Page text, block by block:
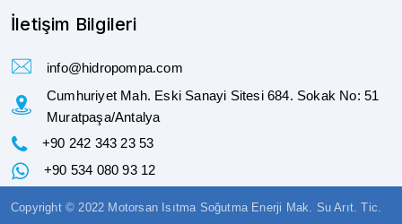
İletişim Bilgileri
info@hidropompa.com
Cumhuriyet Mah. Eski Sanayi Sitesi 684. Sokak No: 51
Muratpaşa/Antalya
+90 242 343 23 53
+90 534 080 93 12
Copyright © 2022 Motorsan Isıtma Soğutma Enerji Mak. Su Arıt. Tic.